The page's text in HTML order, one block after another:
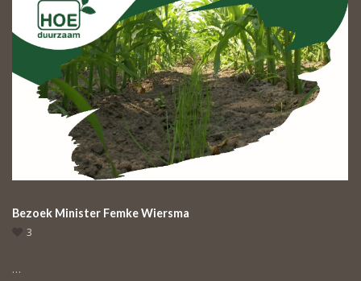
Bezoek Minister Femke Wiersma
3
…